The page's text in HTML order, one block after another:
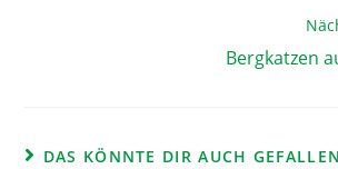
Bergkatzen
DAS KÖNNTE DIR AUCH GEFALLEN